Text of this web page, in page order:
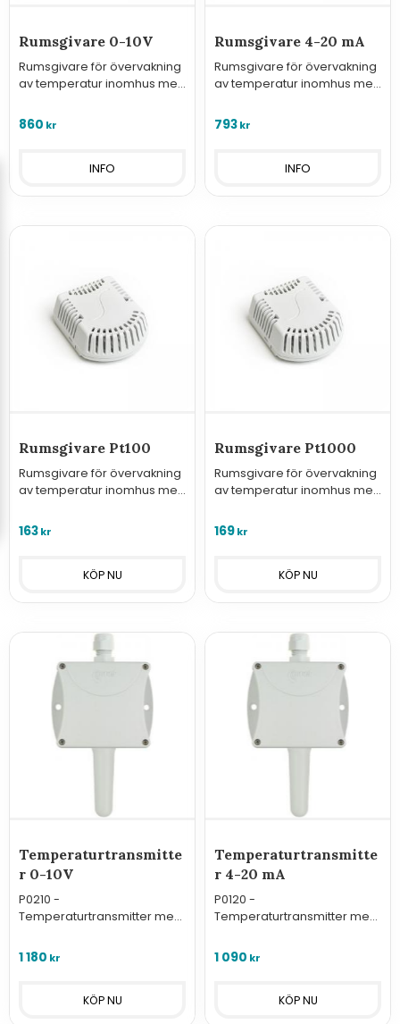
Rumsgivare 0-10V
Rumsgivare för övervakning
av temperatur inomhus med
860 kr
INFO
Rumsgivare 4-20 mA
Rumsgivare för övervakning
av temperatur inomhus med
793kr
INFO
Rumsgivare Pt100
Rumsgivare för övervakning
av temperatur inomhus med
163kr
Rumsgivare Pt1000
Rumsgivare för övervakning
av temperatur inomhus med
169kr
Temperaturtransmitte
r 0-10V
P0210 -
Temperaturtransmitter med
inne eller ute.
1 180 kr
Temperaturtransmitte
r 4-20 mA
P0120 -
Temperaturtransmitter med
montering inne eller ute.
1 090 kr